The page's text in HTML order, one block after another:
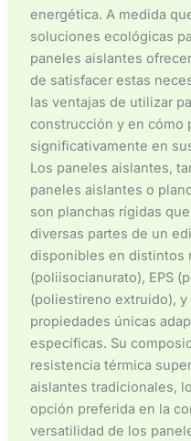
energética. A medida
soluciones ecológicas
paneles aislantes
de satisfacer estas
las ventajas de utilizar
construcción y en cómo
significativamente en
Los paneles aislantes,
paneles aislantes o
son planchas rígidas
diversas partes de un
disponibles en distintos
(poliisocianurato), EPS
(poliestireno extruido),
propiedades únicas
específicas. Su
resistencia térmica
aislantes tradicionales,
opción preferida en la
versatilidad de los